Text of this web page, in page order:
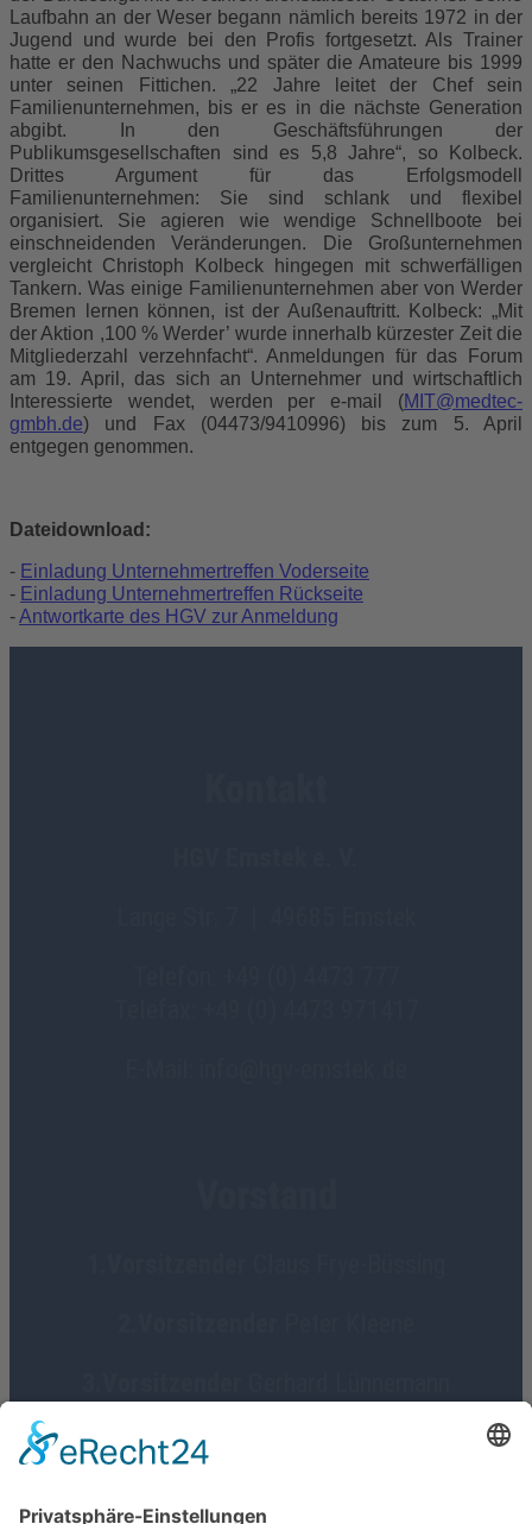
Laufbahn an der Weser begann nämlich bereits 1972 in der
Jugend und wurde bei den Profis fortgesetzt. Als Trainer
hatte er den Nachwuchs und später die Amateure bis 1999
unter seinen Fittichen. „22 Jahre leitet der Chef sein
Familienunternehmen, bis er es in die nächste Generation
abgibt. In den Geschäftsführungen der
Publikumsgesellschaften sind es 5,8 Jahre“, so Kolbeck.
Drittes Argument für das Erfolgsmodell
Familienunternehmen: Sie sind schlank und flexibel
organisiert. Sie agieren wie wendige Schnellboote bei
einschneidenden Veränderungen. Die Großunternehmen
vergleicht Christoph Kolbeck hingegen mit schwerfälligen
Tankern. Was einige Familienunternehmen aber von Werder
Bremen lernen können, ist der Außenauftritt. Kolbeck: „Mit
der Aktion ,100 % Werder’ wurde innerhalb kürzester Zeit die
Mitgliederzahl verzehnfacht“. Anmeldungen für das Forum
am 19. April, das sich an Unternehmer und wirtschaftlich
Interessierte wendet, werden per e-mail (MIT@medtec-
gmbh.de) und Fax (04473/9410996) bis zum 5. April
entgegen genommen.
Dateidownload:
- Einladung Unternehmertreffen Voderseite
- Einladung Unternehmertreffen Rückseite
-Antwortkarte des HGV zur Anmeldung
Geschäftsführerin